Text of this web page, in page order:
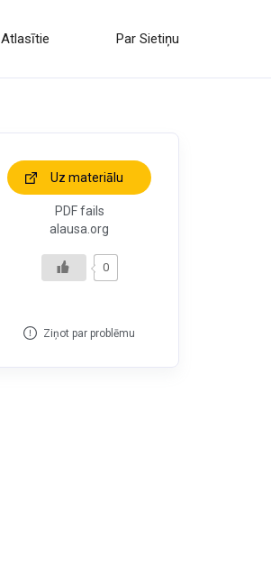
Atlasītie Par Sietiņu
Uz materiālu
PDF fails
alausa.org
0
Ziņot par problēmu